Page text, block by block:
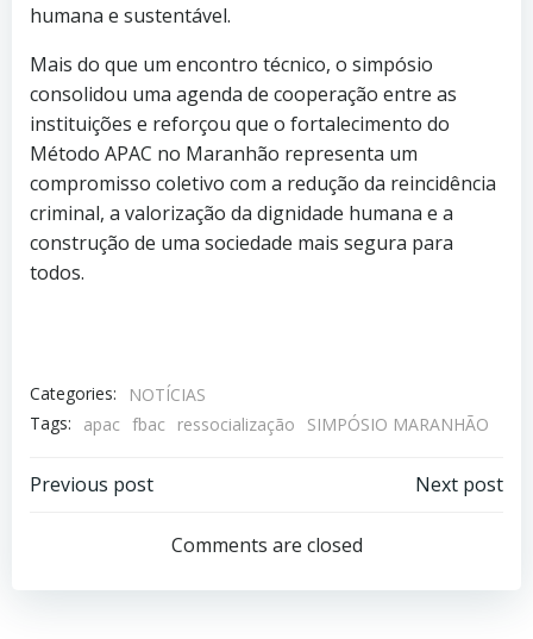
humana e sustentável.
Mais do que um encontro técnico, o simpósio
consolidou uma agenda de cooperação entre as
instituições e reforçou que o fortalecimento do
Método APAC no Maranhão representa um
compromisso coletivo com a redução da reincidência
criminal, a valorização da dignidade humana e a
construção de uma sociedade mais segura para
todos.
Categories:
NOTÍCIAS
Tags:
apac fbac ressocialização SIMPÓSIO MARANHÃO
Previous post Next post
Comments are closed